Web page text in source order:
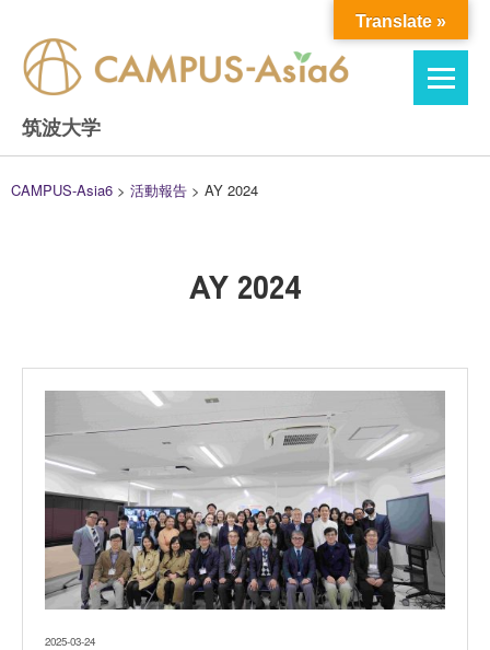
content
筑波大学
CAMPUS-Asia6 > 活動報告 > AY 2024
AY 2024
2025-03-24
Translate »